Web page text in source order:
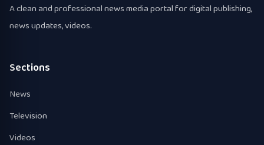
A clean and professional news media portal for digital publishing,
news updates, videos.
Sections
News
Television
Videos